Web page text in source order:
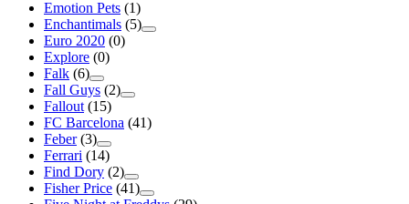
Emotion Pets (1)
Enchantimals (5)
Euro 2020 (0)
Explore (0)
Falk (6)
Fall Guys (2)
Fallout (15)
FC Barcelona (41)
Feber (3)
Ferrari (14)
Find Dory (2)
Fisher Price (41)